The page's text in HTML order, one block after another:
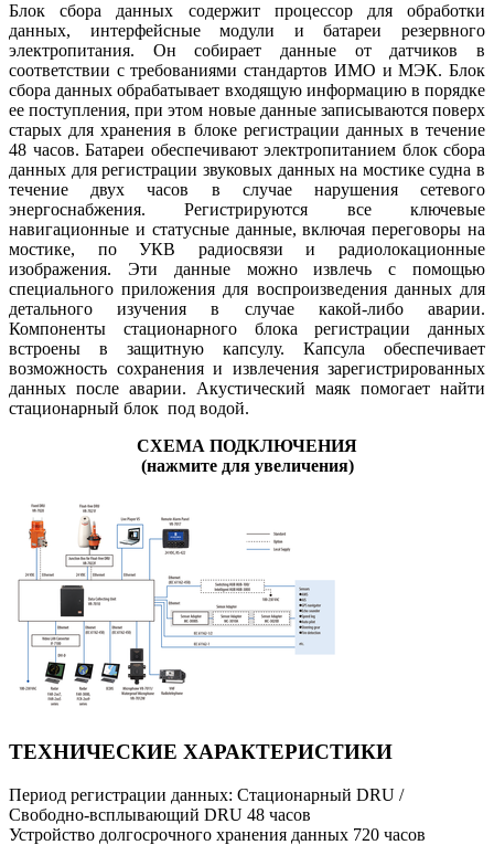
Блок сбора данных содержит процессор для обработки
данных, интерфейсные модули и батареи резервного
электропитания. Он собирает данные от датчиков в
соответствии с требованиями стандартов ИМО и МЭК. Блок
сбора данных обрабатывает входящую информацию в порядке
ее поступления, при этом новые данные записываются поверх
старых для хранения в блоке регистрации данных в течение
48 часов. Батареи обеспечивают электропитанием блок сбора
данных для регистрации звуковых данных на мостике судна в
течение двух часов в случае нарушения сетевого
энергоснабжения. Регистрируются все ключевые
навигационные и статусные данные, включая переговоры на
мостике, по УКВ радиосвязи и радиолокационные
изображения. Эти данные можно извлечь с помощью
специального приложения для воспроизведения данных для
детального изучения в случае какой-либо аварии.
Компоненты стационарного блока регистрации данных
встроены в защитную капсулу. Капсула обеспечивает
возможность сохранения и извлечения зарегистрированных
данных после аварии. Акустический маяк помогает найти
стационарный блок под водой.
СХЕМА ПОДКЛЮЧЕНИЯ
(нажмите для увеличения)
ТЕХНИЧЕСКИЕ ХАРАКТЕРИСТИКИ
Период регистрации данных: Стационарный DRU /
Свободно-всплывающий DRU 48 часов
Устройство долгосрочного хранения данных 720 часов